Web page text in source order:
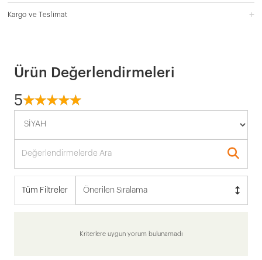
Kargo ve Teslimat
Ürün Değerlendirmeleri
5☆☆☆☆☆
★★★★★
Tüm Filtreler Önerilen Sıralama
Kriterlere uygun yorum bulunamadı